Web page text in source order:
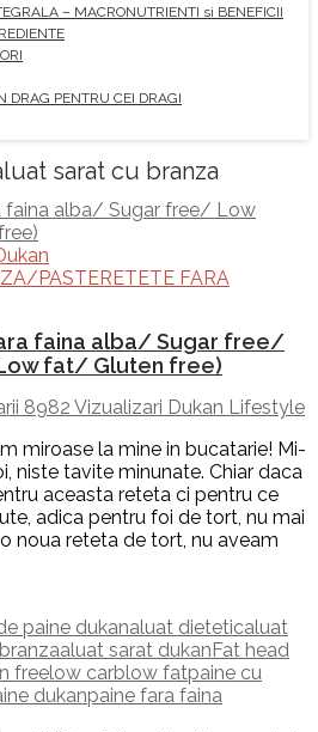
– MACRONUTRIENTI si BENEFICII
DRAG PENTRU CEI DRAGI
sarat cu branza
PASTERETETE FARA
faina alba/ Sugar free/
fat/ Gluten free)
8982 Vizualizari Dukan Lifestyle
miroase la mine in bucatarie! Mi-
niste tavite minunate. Chiar daca
aceasta reteta ci pentru ce
adica pentru foi de tort, nu mai
noua reteta de tort, nu aveam
paine dukanaluat dieteticaluat
aluat sarat dukan Fat head
freelow carblow fatpaine cu
dukanpaine fara faina